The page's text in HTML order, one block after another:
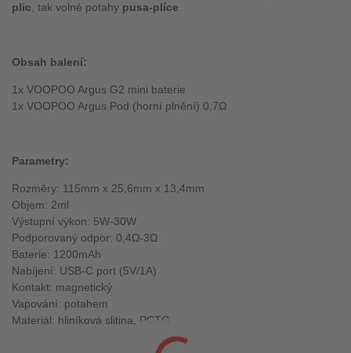
plic, tak volné potahy pusa-plíce.
Obsah balení:
1x VOOPOO Argus G2 mini baterie
1x VOOPOO Argus Pod (horní plnění) 0,7Ω
Parametry:
Rozměry: 115mm x 25,6mm x 13,4mm
Objem: 2ml
Výstupní výkon: 5W-30W
Podporovaný odpor: 0,4Ω-3Ω
Baterie: 1200mAh
Nabíjení: USB-C port (5V/1A)
Kontakt: magnetický
Vapování: potahem
Materiál: hliníková slitina, PCTG